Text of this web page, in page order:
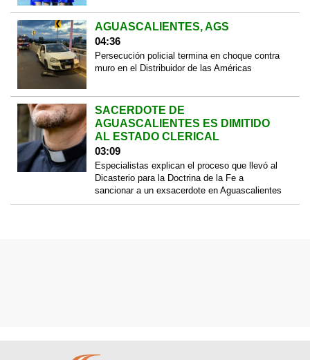
AGUASCALIENTES, AGS
04:36
Persecución policial termina en choque contra
muro en el Distribuidor de las Américas
SACERDOTE DE
AGUASCALIENTES ES DIMITIDO
AL ESTADO CLERICAL
03:09
Especialistas explican el proceso que llevó al
Dicasterio para la Doctrina de la Fe a
sancionar a un exsacerdote en Aguascalientes